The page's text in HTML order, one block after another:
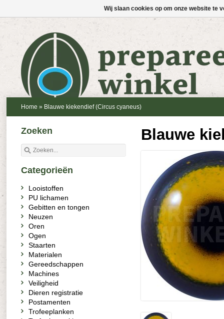
Home » Blauwe kiekendief (Circus cyaneus)
Blauwe
Zoeken
Categorieën
Looistoffen
PU lichamen
Gebitten en tongen
Neuzen
Oren
Ogen
Staarten
Materialen
Gereedschappen
Machines
Veiligheid
Dieren registratie
Postamenten
Trofeeplanken
Wij slaan cookies op om onze website te